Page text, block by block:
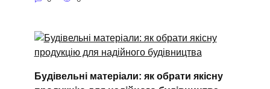
Будівельні матеріали: як обрати якісну